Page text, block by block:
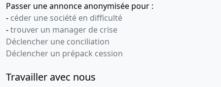
Passer une annonce anonymisée pour :
- céder une société en difficulté
-trouver un manager de crise
Déclencher une conciliation
Déclencher un prépack cession
Travailler avec nous